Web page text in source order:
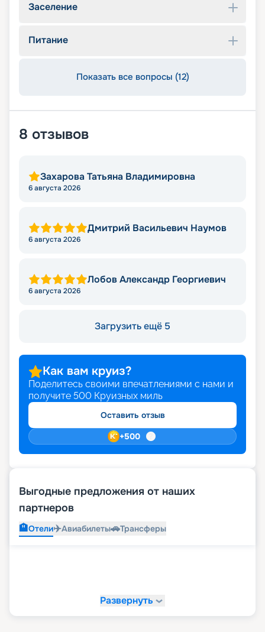
Заселение
Питание
Показать все вопросы (12)
8 отзывов
Захарова Татьяна Владимировна
6 августа 2026
Дмитрий Васильевич Наумов
6 августа 2026
Лобов Александр Георгиевич
6 августа 2026
Загрузить ещё 5
Как вам круиз?
Поделитесь своими впечатлениями с нами и
получите 500 Круизных миль
Оставить отзыв
+500
Выгодные предложения от наших
партнеров
🏨Отели✈️Авиабилеты🚗Трансферы
Развернуть